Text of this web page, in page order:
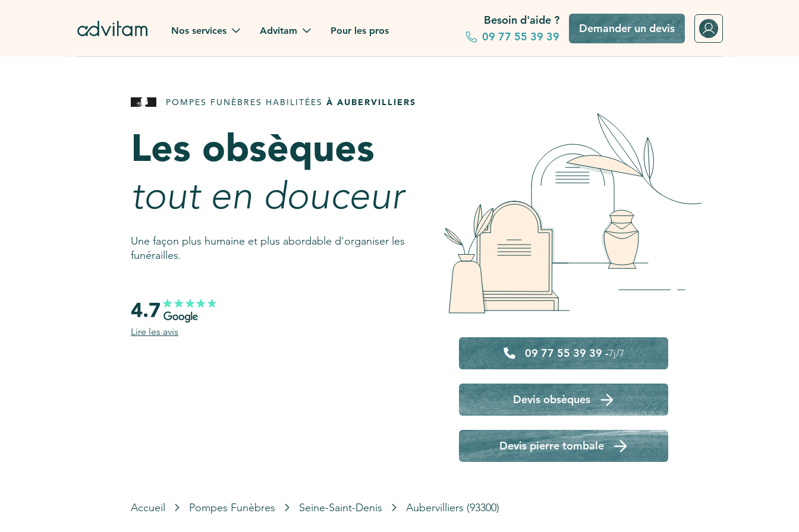
Nos services
Rapatriement à
Pierre tombale
AssistGPT
Nos services en plus
Advitam
Advitam dans la presse
Consultez notre FAQ
Pour les pros
Besoin d'aide ?
09 77 55 39 39
Demander un devis
POMPES FUNÈBRES HABILITÉES À AUBERVILLIERS
Les obsèques
tout en douceur
Une façon plus humaine et plus abordable d'organiser les
funérailles.
09 77 55 39 39 -7j/7
Devis obsèques
Devis pierre tombale
4.7
Lire les avis
Accueil Pompes Funèbres Seine-Saint-Denis Aubervilliers (93300)